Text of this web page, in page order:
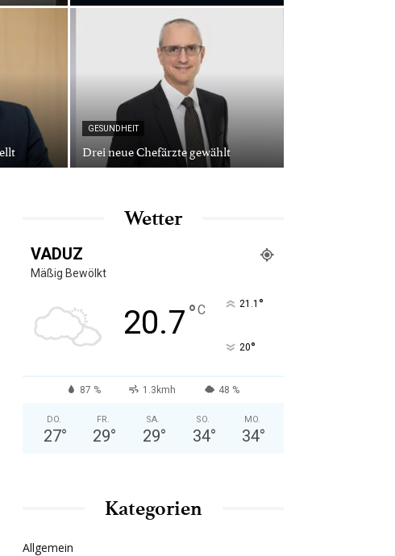
GESUNDHEIT
Drei neue Chefärzte gewählt
Wetter
VADUZ
Mäßig Bewölkt
20.7°C 21.1 °
20°
87 % 1.3kmh 48 %
DO.
27°
FR.
29°
SA.
29°
SO.
34°
MO.
34°
Kategorien
Allgemein